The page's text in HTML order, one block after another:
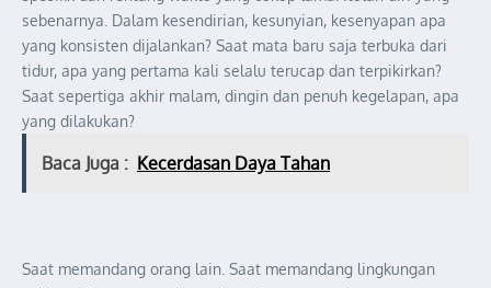
sebenarnya. Dalam kesendirian, kesunyian, kesenyapan apa
yang konsisten dijalankan? Saat mata baru saja terbuka dari
tidur, apa yang pertama kali selalu terucap dan terpikirkan?
Saat sepertiga akhir malam, dingin dan penuh kegelapan, apa
yang dilakukan?
Baca Juga : Kecerdasan Daya Tahan
Saat memandang orang lain. Saat memandang lingkungan